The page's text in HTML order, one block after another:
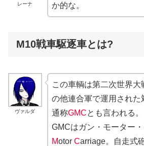
レーナ
か的な。
M10戦車駆逐車とは?
ヴァルダ
この車輌は第二次世界
の他連合軍で運用された
通称GMCとも言われる。
GMCはガン・モーター
Motor Carriage。自走式